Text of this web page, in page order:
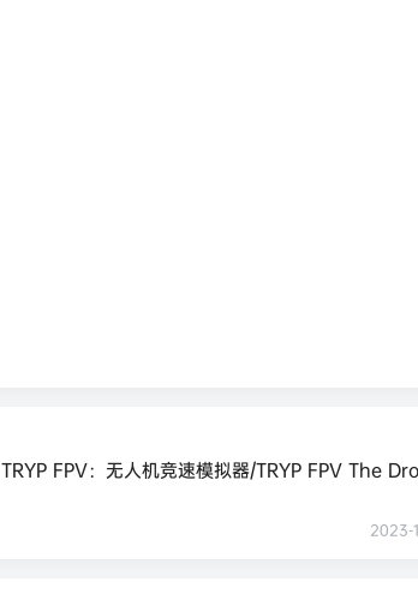
TRYP FPV：无人机竞速模拟器/TRYP FPV The
2023-